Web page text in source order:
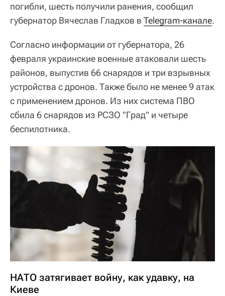
погибли, шесть получили ранения, сообщил
губернатор Вячеслав Гладков в Telegram-канале.
Согласно информации от губернатора, 26
февраля украинские военные атаковали шесть
районов, выпустив 66 снарядов и три взрывных
устройства с дронов. Также было не менее 9 атак
с применением дронов. Из них система ПВО
сбила 6 снарядов из РСЗО "Град" и четыре
беспилотника.
НАТО затягивает войну, как удавку, на
Киеве